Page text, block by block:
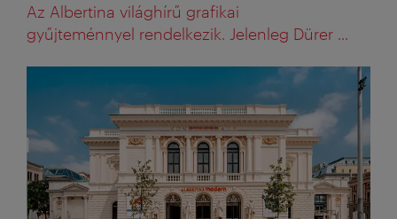
Az Albertina világhírű grafikai
gyűjteménnyel rendelkezik. Jelenleg Dürer ...